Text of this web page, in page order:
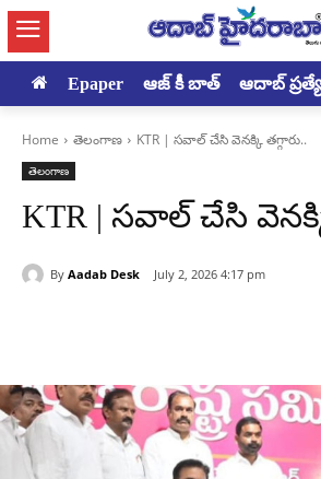
Epaper ఆజ్ కీ బాత్ ఆదాబ్
Home తెలంగాణ KTR | సవాల్ చేసి వెనక్కి తగ్గారు..
తెలంగాణ
KTR | సవాల్ చేసి
By Aadab Desk July 2, 2026 4:17 pm